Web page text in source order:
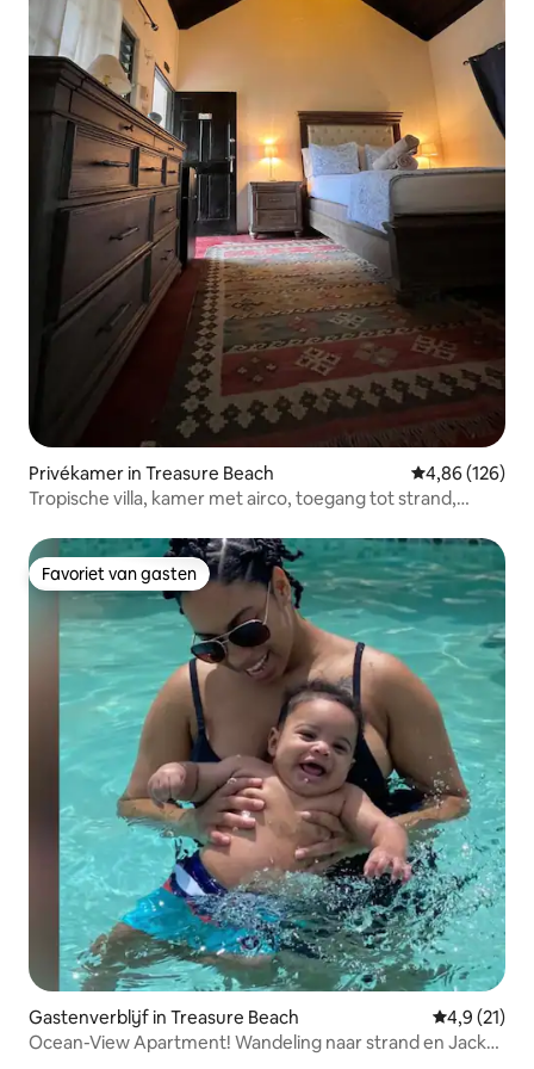
Privékamer in Treasure Beach Gemiddelde
4,86 (126)
Tropische villa, kamer met airco, toegang tot strand,
Favoriet van gasten
Favoriet van gasten
Gastenverblijf in Treasure Beach
4,9 (21)
Ocean-View Apartment! Wandeling naar strand en Jack-